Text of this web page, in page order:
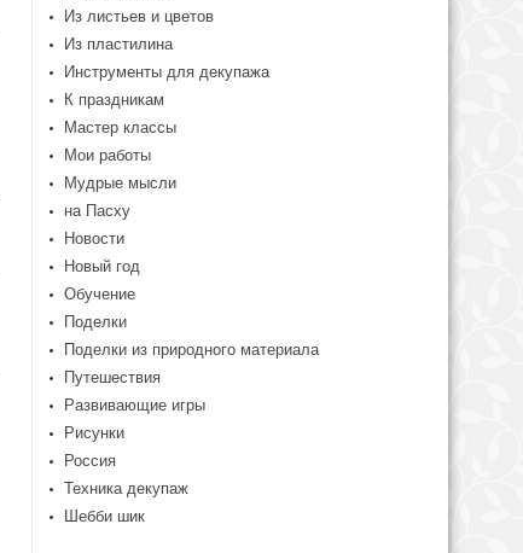
Из листьев и цветов
Из пластилина
Инструменты для декупажа
К праздникам
Мастер классы
Мои работы
Мудрые мысли
на Пасху
Новости
Новый год
Обучение
Поделки
Поделки из природного материала
Путешествия
Развивающие игры
Рисунки
Россия
Техника декупаж
Шебби шик